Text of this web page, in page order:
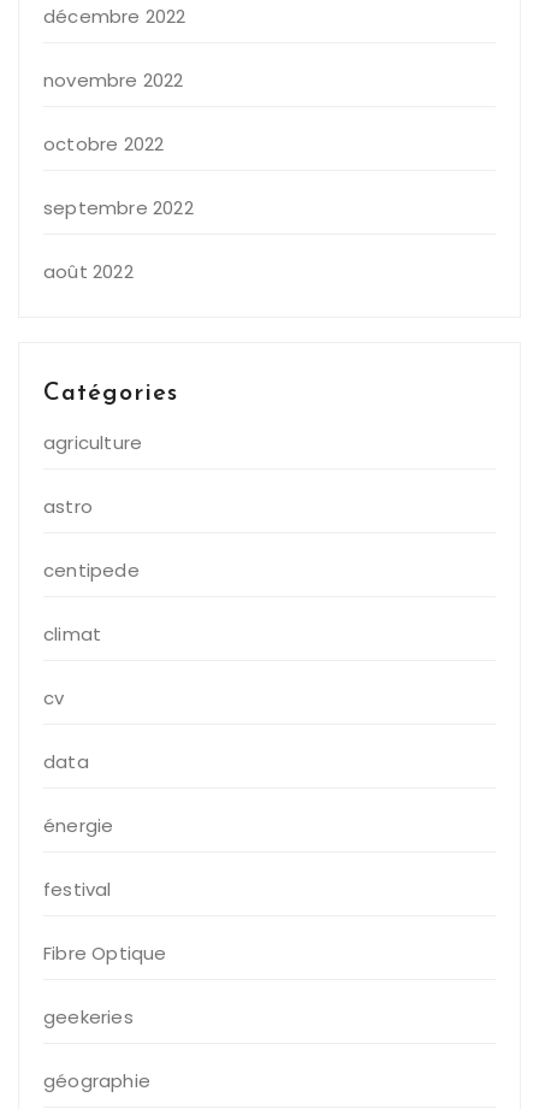
décembre 2022
novembre 2022
octobre 2022
septembre 2022
août 2022
Catégories
agriculture
astro
centipede
climat
cv
data
énergie
festival
Fibre Optique
geekeries
géographie